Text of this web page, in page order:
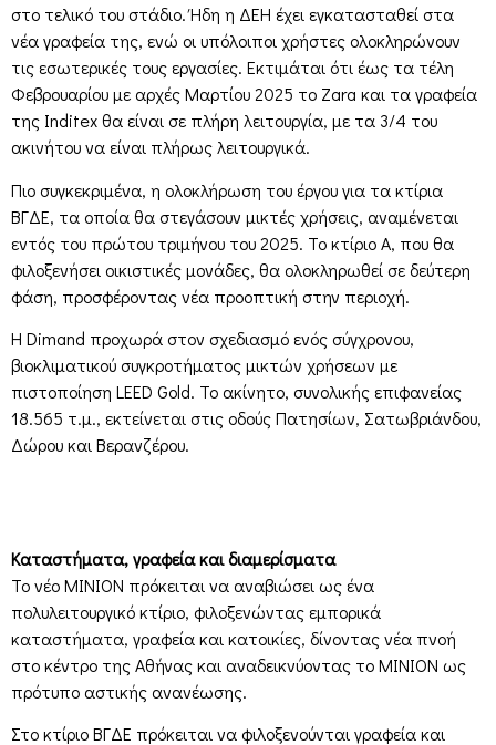
στο τελικό του στάδιο. Ήδη η ΔΕΗ έχει εγκατασταθεί στα
νέα γραφεία της, ενώ οι υπόλοιποι χρήστες ολοκληρώνουν
τις εσωτερικές τους εργασίες. Εκτιμάται ότι έως τα τέλη
Φεβρουαρίου με αρχές Μαρτίου 2025 το Zara και τα γραφεία
της Inditex θα είναι σε πλήρη λειτουργία, με τα 3/4 του
ακινήτου να είναι πλήρως λειτουργικά.
Πιο συγκεκριμένα, η ολοκλήρωση του έργου για τα κτίρια
ΒΓΔΕ, τα οποία θα στεγάσουν μικτές χρήσεις, αναμένεται
εντός του πρώτου τριμήνου του 2025. Το κτίριο Α, που θα
φιλοξενήσει οικιστικές μονάδες, θα ολοκληρωθεί σε δεύτερη
φάση, προσφέροντας νέα προοπτική στην περιοχή.
Η Dimand προχωρά στον σχεδιασμό ενός σύγχρονου,
βιοκλιματικού συγκροτήματος μικτών χρήσεων με
πιστοποίηση LEED Gold. Το ακίνητο, συνολικής επιφανείας
18.565 τ.μ., εκτείνεται στις οδούς Πατησίων, Σατωβριάνδου,
Δώρου και Βερανζέρου.
Καταστήματα, γραφεία και διαμερίσματα
Το νέο ΜΙΝΙΟΝ πρόκειται να αναβιώσει ως ένα
πολυλειτουργικό κτίριο, φιλοξενώντας εμπορικά
καταστήματα, γραφεία και κατοικίες, δίνοντας νέα πνοή
στο κέντρο της Αθήνας και αναδεικνύοντας το ΜΙΝΙΟΝ ως
πρότυπο αστικής ανανέωσης.
Στο κτίριο ΒΓΔΕ πρόκειται να φιλοξενούνται γραφεία και